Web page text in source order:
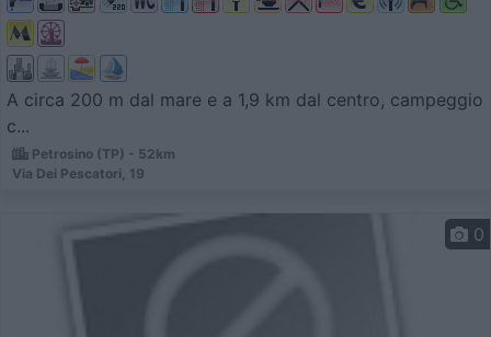
A circa 200 m dal mare e a 1,9 km dal centro, campeggio
c...
Petrosino (TP) - 52km
Via Dei Pescatori, 19
0